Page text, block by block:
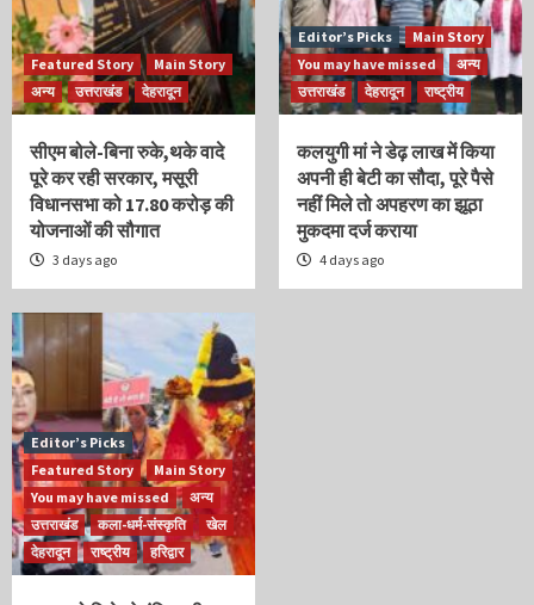
Featured Story
Main Story
अन्य
उत्तराखंड देहरादून
सीएम बोले-बिना रुके,थके वादे
पूरे कर रही सरकार, मसूरी
विधानसभा को 17.80 करोड़ की
योजनाओं की सौगात
3 days ago
Editor’s Picks
Main Story
You may have missed
अन्य
उत्तराखंड
देहरादून राष्ट्रीय
कलयुगी मां ने डेढ़ लाख में किया
अपनी ही बेटी का सौदा, पूरे पैसे
नहीं मिले तो अपहरण का झूठा
मुकदमा दर्ज कराया
4 days ago
Editor’s Picks
Featured Story
Main Story
You may have missed
अन्य
उत्तराखंड
कला-धर्म-संस्कृति
खेल
देहरादून
राष्ट्रीय हरिद्वार